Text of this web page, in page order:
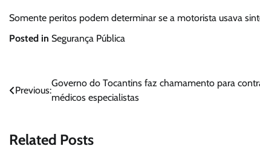
Somente peritos podem determinar se a motorista usava
Posted in Segurança Pública
Navegação
Previous:
Governo do Tocantins faz chamamento para
médicos especialistas
Related Posts